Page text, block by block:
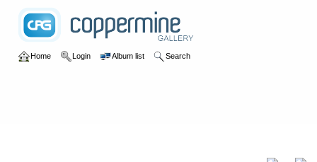
Home Login Album list Search